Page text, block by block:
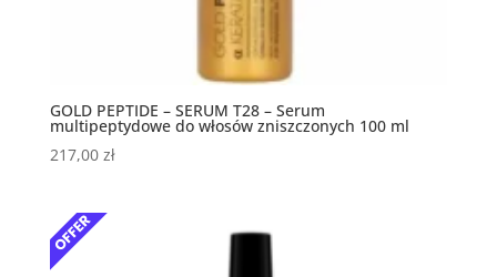
GOLD PEPTIDE – SERUM T28 – Serum
multipeptydowe do włosów zniszczonych 100 ml
217,00 zł